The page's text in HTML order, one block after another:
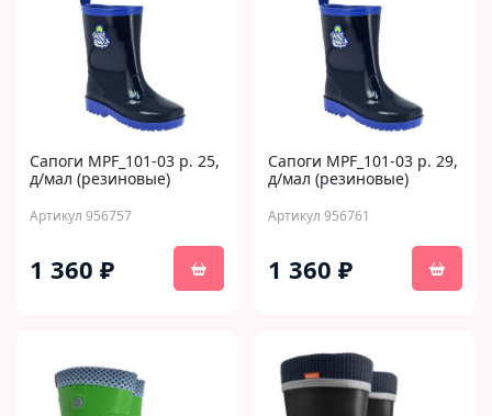
Сапоги MPF_101-03 р. 25,
д/мал (резиновые)
Артикул 956757
1 360 ₽
Сапоги MPF_101-03 р. 29,
д/мал (резиновые)
Артикул 956761
1 360 ₽